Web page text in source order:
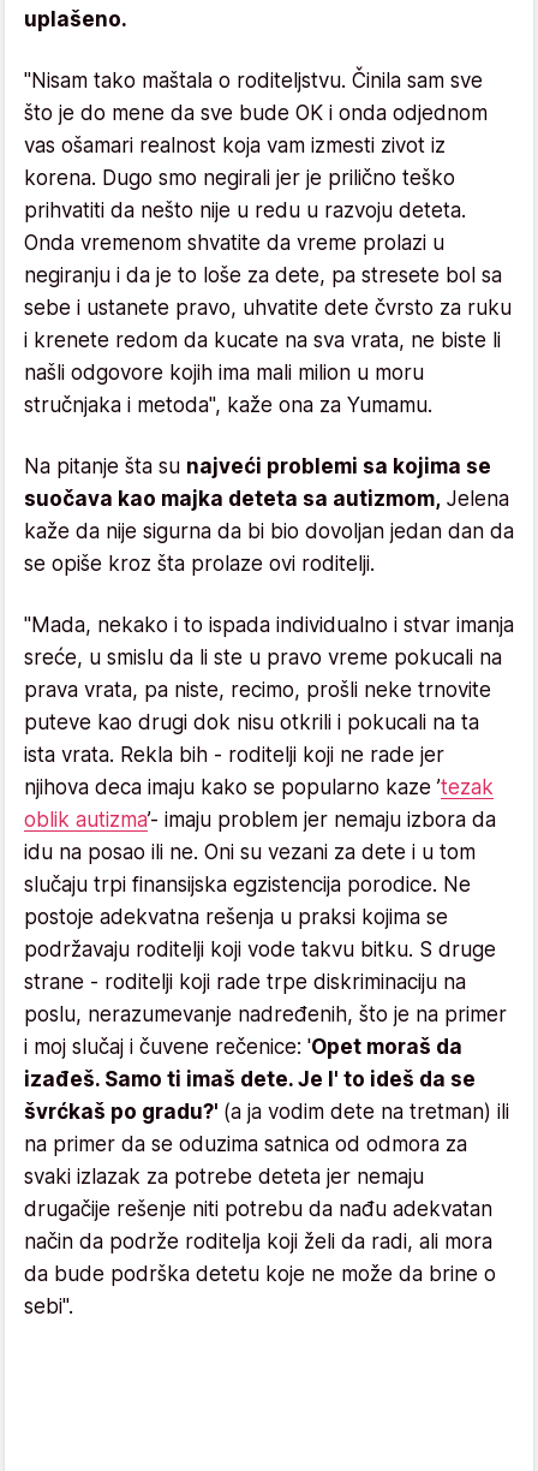
uplašeno.
"Nisam tako maštala o roditeljstvu. Činila sam sve
što je do mene da sve bude OK i onda odjednom
vas ošamari realnost koja vam izmesti zivot iz
korena. Dugo smo negirali jer je prilično teško
prihvatiti da nešto nije u redu u razvoju deteta.
Onda vremenom shvatite da vreme prolazi u
negiranju i da je to loše za dete, pa stresete bol sa
sebe i ustanete pravo, uhvatite dete čvrsto za ruku
i krenete redom da kucate na sva vrata, ne biste li
našli odgovore kojih ima mali milion u moru
stručnjaka i metoda", kaže ona za Yumamu.
Na pitanje šta su najveći problemi sa kojima se
suočava kao majka deteta sa autizmom, Jelena
kaže da nije sigurna da bi bio dovoljan jedan dan da
se opiše kroz šta prolaze ovi roditelji.
"Mada, nekako i to ispada individualno i stvar imanja
sreće, u smislu da li ste u pravo vreme pokucali na
prava vrata, pa niste, recimo, prošli neke trnovite
puteve kao drugi dok nisu otkrili i pokucali na ta
ista vrata. Rekla bih - roditelji koji ne rade jer
njihova deca imaju kako se popularno kaze ’tezak
oblik autizma’- imaju problem jer nemaju izbora da
idu na posao ili ne. Oni su vezani za dete i u tom
slučaju trpi finansijska egzistencija porodice. Ne
postoje adekvatna rešenja u praksi kojima se
podržavaju roditelji koji vode takvu bitku. S druge
strane - roditelji koji rade trpe diskriminaciju na
poslu, nerazumevanje nadređenih, što je na primer
i moj slučaj i čuvene rečenice: 'Opet moraš da
izađeš. Samo ti imaš dete. Je l' to ideš da se
švrćkaš po gradu?' (a ja vodim dete na tretman) ili
na primer da se oduzima satnica od odmora za
svaki izlazak za potrebe deteta jer nemaju
drugačije rešenje niti potrebu da nađu adekvatan
način da podrže roditelja koji želi da radi, ali mora
da bude podrška detetu koje ne može da brine o
sebi".